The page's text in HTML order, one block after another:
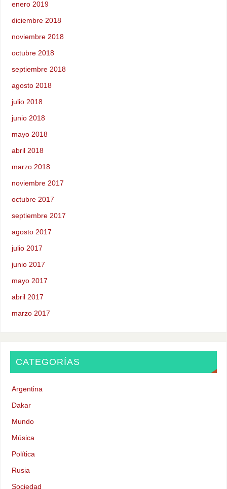
enero 2019
diciembre 2018
noviembre 2018
octubre 2018
septiembre 2018
agosto 2018
julio 2018
junio 2018
mayo 2018
abril 2018
marzo 2018
noviembre 2017
octubre 2017
septiembre 2017
agosto 2017
julio 2017
junio 2017
mayo 2017
abril 2017
marzo 2017
CATEGORÍAS
Argentina
Dakar
Mundo
Música
Política
Rusia
Sociedad